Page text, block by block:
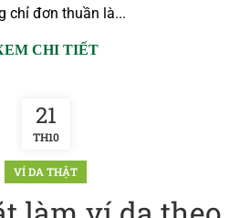
chỉ đơn thuần là...
CHI TIẾT
21
TH10
VÍ DA THẬT